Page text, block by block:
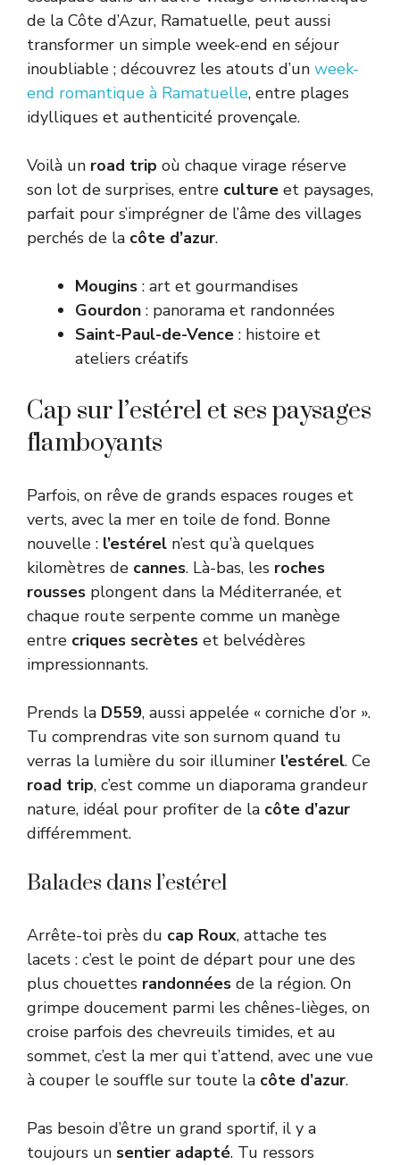
de la Côte d’Azur, Ramatuelle, peut aussi
transformer un simple week-end en séjour
inoubliable ; découvrez les atouts d’un week-
end romantique à Ramatuelle, entre plages
idylliques et authenticité provençale.
Voilà un road trip où chaque virage réserve
son lot de surprises, entre culture et paysages,
parfait pour s’imprégner de l’âme des villages
perchés de la côte d’azur.
Mougins : art et gourmandises
Gourdon : panorama et randonnées
Saint-Paul-de-Vence : histoire et
ateliers créatifs
Cap sur l’estérel et ses paysages
flamboyants
Parfois, on rêve de grands espaces rouges et
verts, avec la mer en toile de fond. Bonne
nouvelle : l’estérel n’est qu’à quelques
kilomètres de cannes. Là-bas, les roches
rousses plongent dans la Méditerranée, et
chaque route serpente comme un manège
entre criques secrètes et belvédères
impressionnants.
Prends la D559, aussi appelée « corniche d’or ».
Tu comprendras vite son surnom quand tu
verras la lumière du soir illuminer l’estérel. Ce
road trip, c’est comme un diaporama grandeur
nature, idéal pour profiter de la côte d’azur
différemment.
Balades dans l’estérel
Arrête-toi près du cap Roux, attache tes
lacets : c’est le point de départ pour une des
plus chouettes randonnées de la région. On
grimpe doucement parmi les chênes-lièges, on
croise parfois des chevreuils timides, et au
sommet, c’est la mer qui t’attend, avec une vue
à couper le souffle sur toute la côte d’azur.
Pas besoin d’être un grand sportif, il y a
toujours un sentier adapté. Tu ressors